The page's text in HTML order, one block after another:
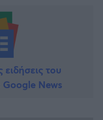
του
News